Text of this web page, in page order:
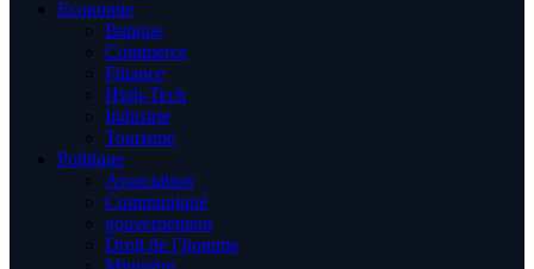
Economie
Banque
Commerce
Finance
High-Tech
Industrie
Tourisme
Politique
Association
Communiqué
gouvernement
Droit de l’homme